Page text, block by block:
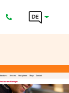
DE